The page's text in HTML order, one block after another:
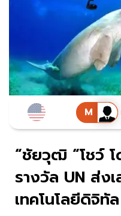
“ชัยวุฒิ “โชว์
รางวัล UN ส่ง
เทคโนโลยีดิจิทัล